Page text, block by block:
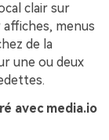
clair sur
menus
de la
une ou deux
avec media.io